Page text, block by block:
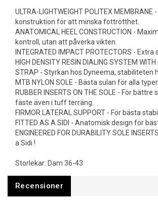
ULTRA-LIGHTWEIGHT POLITEX MEMBRANE
konstruktion för att minska fottrötthet.
ANATOMICAL HEEL CONSTRUCTION -
kontroll, utan att påverka vikten.
INTEGRATED IMPACT PROTECTORS -
HIGH DENSITY RESIN DIALING SYSTEM
STRAP - Styrkan hos Dyneema, stabiliteten
MTB NYLON SOLE - Bästa sulan för alla
RUBBER INSERTS ON THE SOLE - För
fäste även i tuff terräng.
FIRMOR LATERAL SUPPORT - För bästa
FITTED AS A SIDI - Anatomisk design för
ENGINEERED FOR DURABILITY SOLE
a Sidi !
Storlekar: Dam 36-43
Recensioner